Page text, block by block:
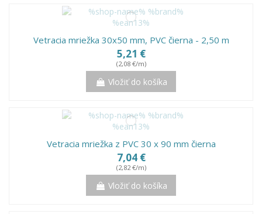
Vetracia mriežka 30x50 mm, PVC čierna - 2,50 m
5,21 €
(2,08 €/m)
Vložiť do košíka
Vetracia mriežka z PVC 30 x 90 mm čierna
7,04 €
(2,82 €/m)
Vložiť do košíka